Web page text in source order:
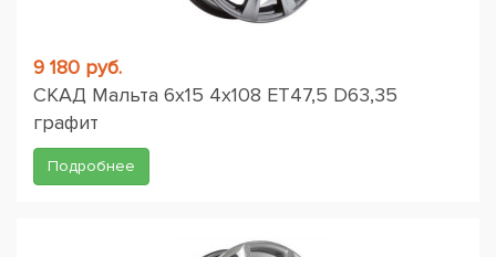
9 180 руб.
СКАД Мальта 6x15 4x108 ET47,5 D63,35
графит
Подробнее